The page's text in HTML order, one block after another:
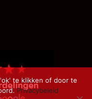
te klikken of door te
Privacybeleid